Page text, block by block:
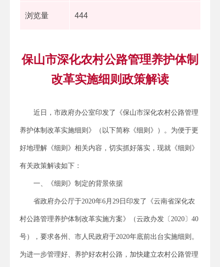
浏览量 444
保山市深化农村公路管理养护体制
改革实施细则政策解读
近日，市政府办公室印发了《保山市深化农村公路管理
养护体制改革实施细则》（以下简称《细则》）。为便于更
好地理解《细则》相关内容，切实抓好落实，现就《细则》
有关政策解读如下：
一、《细则》制定的背景依据
省政府办公厅于2020年6月29日印发了《云南省深化农
村公路管理养护体制改革实施方案》（云政办发〔2020〕40
号），要求各州、市人民政府于2020年底前出台实施细则。
为进一步管理好、养护好农村公路，加快建立农村公路管理